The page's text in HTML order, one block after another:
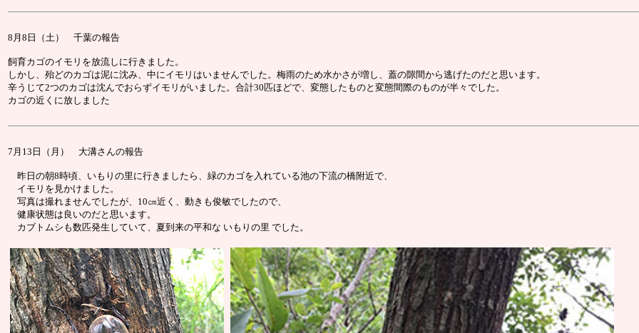
8月8日（土） 千葉の報告
飼育カゴのイモリを放流しに行きました。
しかし、殆どのカゴは泥に沈み、中にイモリはいませんでした。梅雨のため水かさが増し、蓋の隙間から逃げたのだと思います。
辛うじて2つのカゴは沈んでおらずイモリがいました。合計30匹ほどで、変態したものと変態間際のものが半々でした。
カゴの近くに放しました
7月13日（月） 大溝さんの報告
昨日の朝8時頃、いもりの里に行きましたら、緑のカゴを入れている池の下流の橋附近で、
イモリを見かけました。
写真は撮れませんでしたが、10㎝近く、動きも俊敏でしたので、
健康状態は良いのだと思います。
カブトムシも数匹発生していて、夏到来の平和な いもりの里 でした。